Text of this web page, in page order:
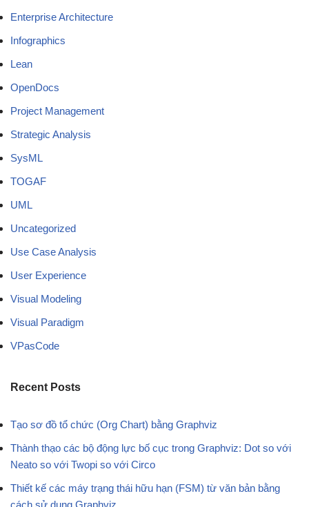
Enterprise Architecture
Infographics
Lean
OpenDocs
Project Management
Strategic Analysis
SysML
TOGAF
UML
Uncategorized
Use Case Analysis
User Experience
Visual Modeling
Visual Paradigm
VPasCode
Recent Posts
Tạo sơ đồ tổ chức (Org Chart) bằng Graphviz
Thành thạo các bộ động lực bố cục trong Graphviz: Dot so với
Neato so với Twopi so với Circo
Thiết kế các máy trạng thái hữu hạn (FSM) từ văn bản bằng
cách sử dụng Graphviz